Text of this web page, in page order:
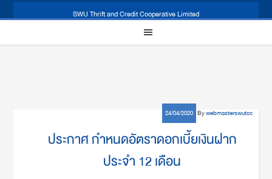
SWU Thrift and Credit Cooperative Limited
24/04/2020 Bywebmasterswutcc
ประกาศ กำหนดอัตราดอกเบี้ยเงินฝาก
ประจำ 12 เดือน